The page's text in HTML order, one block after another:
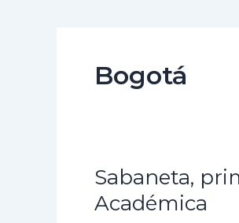
Bogotá
Sabaneta,
Académica
Sabaneta,
primera
parada